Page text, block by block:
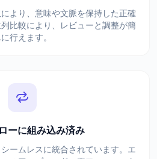
より、意味や文脈を保持した正確
比較により、レビューと調整が簡
行えます。
ーに組み込み済み
ームレスに統合されています。エ